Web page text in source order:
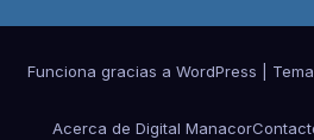
Funciona gracias a WordPress
Acerca de Digital Manacor